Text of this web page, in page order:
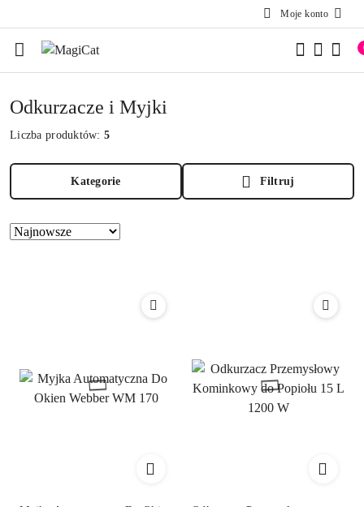
Moje konto
Odkurzacze i Myjki
Liczba produktów:5
Kategorie Filtruj
Zastosowano
Sortuj